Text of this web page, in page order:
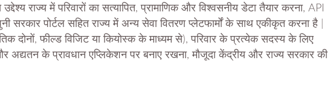
राज्य में परिवारों का सत्यापित, प्रामाणिक और विश्वसनीय डेटा तैयार करना, API
पोर्टल सहित राज्य में अन्य सेवा वितरण प्लेटफार्मों के साथ एकीकृत करना है |
दोनों, फील्ड विजिट या कियोस्क के माध्यम से), परिवार के प्रत्येक सदस्य के लिए
के प्रावधान एप्लिकेशन पर बनाए रखना, मौजूदा केंद्रीय और राज्य सरकार की